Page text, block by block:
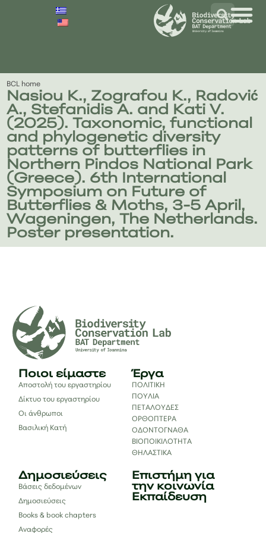
BCL home
Nasiou K., Zografou K., Radović
A., Stefanidis A. and Kati V.
(2025). Taxonomic, functional
and phylogenetic diversity
patterns of butterflies in
Northern Pindos National Park
(Greece). 6th International
Symposium on Future of
Butterflies & Moths, 3-5 April,
Wageningen, The Netherlands.
Poster presentation.
Ποιοι είμαστε
Αποστολή του εργαστηρίου
Δίκτυο του εργαστηρίου
Οι άνθρωποι
Βασιλική Κατή
Έργα
ΠΟΛΙΤΙΚΗ
ΠΟΥΛΙΑ
ΠΕΤΑΛΟΥΔΕΣ
ΟΡΘΟΠΤΕΡΑ
ΟΔΟΝΤΟΓΝΑΘΑ
ΒΙΟΠΟΙΚΙΛΟΤΗΤΑ
ΘΗΛΑΣΤΙΚΑ
Δημοσιεύσεις
Βάσεις δεδομένων
Δημοσιεύσεις
Books & book chapters
Αναφορές
Επιστήμη για
την κοινωνία
Εκπαίδευση